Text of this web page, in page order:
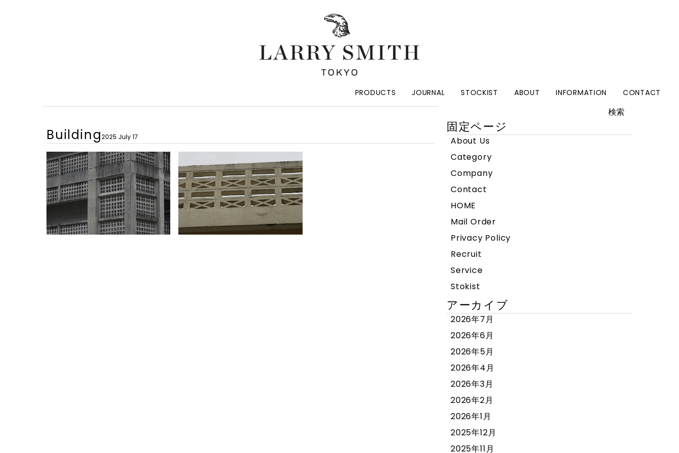
PRODUCTS JOURNAL STOCKIST ABOUT INFORMATION CONTACT
Building2025 July 17
索:
固定ページ
About Us
Category
Company
Contact
HOME
Mail Order
Privacy Policy
Recruit
Service
Stokist
アーカイブ
2026年7月
2026年6月
2026年5月
2026年4月
2026年3月
2026年2月
2026年1月
2025年12月
2025年11月